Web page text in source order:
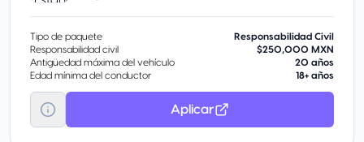
Tipo de paquete
Responsabilidad Civil
Responsabilidad civil
$250,000 MXN
Antigüedad máxima del vehículo
20 años
Edad mínima del conductor
18+ años
Aplicar